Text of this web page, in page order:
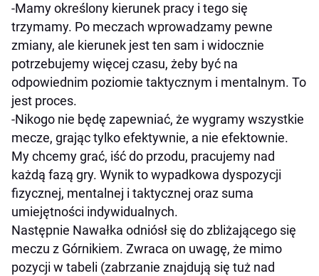
-Mamy określony kierunek pracy i tego się
trzymamy. Po meczach wprowadzamy pewne
zmiany, ale kierunek jest ten sam i widocznie
potrzebujemy więcej czasu, żeby być na
odpowiednim poziomie taktycznym i mentalnym. To
jest proces.
-Nikogo nie będę zapewniać, że wygramy wszystkie
mecze, grając tylko efektywnie, a nie efektownie.
My chcemy grać, iść do przodu, pracujemy nad
każdą fazą gry. Wynik to wypadkowa dyspozycji
fizycznej, mentalnej i taktycznej oraz suma
umiejętności indywidualnych.
Następnie Nawałka odniósł się do zbliżającego się
meczu z Górnikiem. Zwraca on uwagę, że mimo
pozycji w tabeli (zabrzanie znajdują się tuż nad